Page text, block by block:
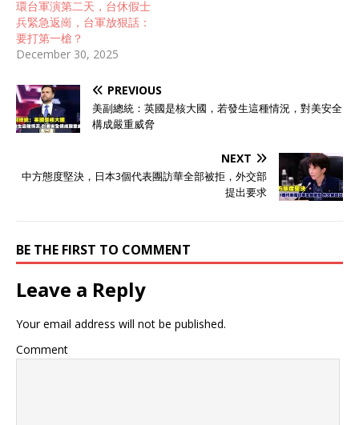
環台軍演第二天，台休假士
兵緊急返崗，台軍放狠話：
要打第一槍？
December 30, 2025
PREVIOUS
美副總統：英國是核大國，若發生這種情況，對美安全
構成嚴重威脅
NEXT
中方態度堅決，日本3個代表團訪華全部被拒，外交部
提出要求
BE THE FIRST TO COMMENT
Leave a Reply
Your email address will not be published.
Comment